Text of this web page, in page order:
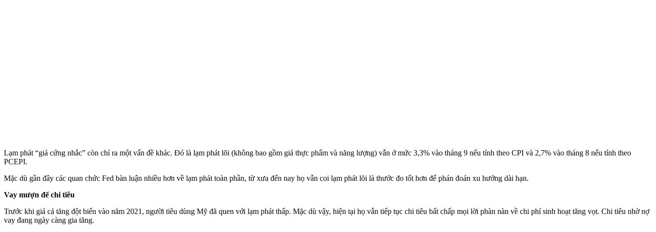
Lạm phát “giá cứng nhắc” còn chỉ ra một vấn đề khác. Đó là lạm phát lõi (không bao gồm giá thực phẩm và năng lượng) vẫn ở mức 3,3% vào tháng 9 nếu tính theo CPI và 2,7% vào tháng 8 nếu tính theo
PCEPI.
Mặc dù gần đây các quan chức Fed bàn luận nhiều hơn về lạm phát toàn phần, từ xưa đến nay họ vẫn coi lạm phát lõi là thước đo tốt hơn để phán đoán xu hướng dài hạn.
Vay mượn để chi tiêu
Trước khi giá cả tăng đột biến vào năm 2021, người tiêu dùng Mỹ đã quen với lạm phát thấp. Mặc dù vậy, hiện tại họ vẫn tiếp tục chi tiêu bất chấp mọi lời phàn nàn về chi phí sinh hoạt tăng vọt. Chi tiêu nhờ nợ
vay đang ngày càng gia tăng.